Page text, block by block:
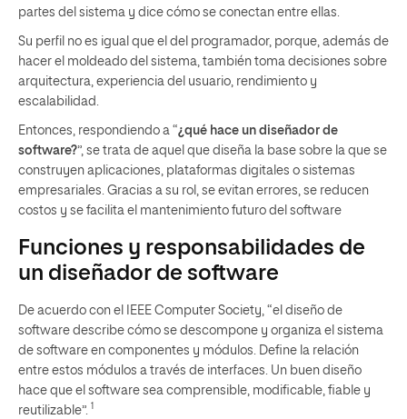
partes del sistema y dice cómo se conectan entre ellas.
Su perfil no es igual que el del programador, porque, además de
hacer el moldeado del sistema, también toma decisiones sobre
arquitectura, experiencia del usuario, rendimiento y
escalabilidad.
Entonces, respondiendo a “¿qué hace un diseñador de
software?”, se trata de aquel que diseña la base sobre la que se
construyen aplicaciones, plataformas digitales o sistemas
empresariales. Gracias a su rol, se evitan errores, se reducen
costos y se facilita el mantenimiento futuro del software
Funciones y responsabilidades de
un diseñador de software
De acuerdo con el IEEE Computer Society, “el diseño de
software describe cómo se descompone y organiza el sistema
de software en componentes y módulos. Define la relación
entre estos módulos a través de interfaces. Un buen diseño
hace que el software sea comprensible, modificable, fiable y
reutilizable”. 1